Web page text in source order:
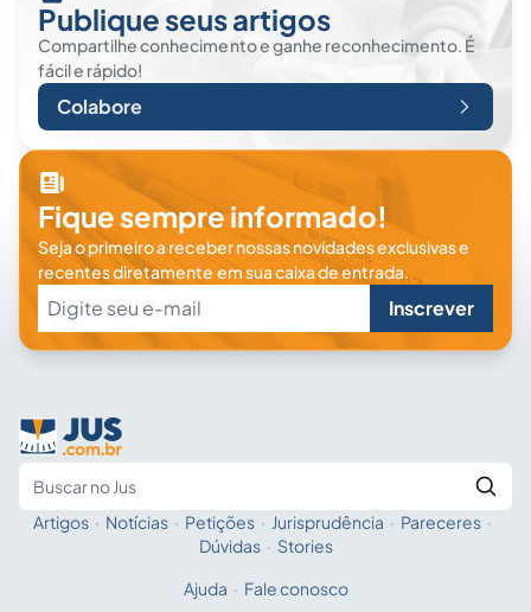
Publique seus artigos
Compartilhe conhecimento e ganhe reconhecimento. É
fácil e rápido!
Colabore
Fique sempre informado!
Seja o primeiro a receber nossas novidades exclusivas e
recentes diretamente em sua caixa de entrada.
Inscrever
Fale com a IA
Artigos · Notícias · Petições · Jurisprudência · Pareceres ·
Dúvidas · Stories
Ajuda · Fale conosco